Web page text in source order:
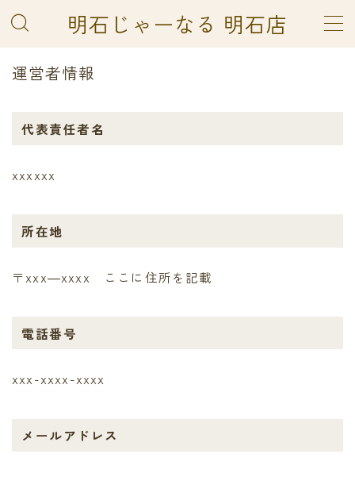
明石じゃーなる 明石店
TOP
サンプルページ
プライバシーポリシー
明石じゃーなる 明石店
運営者情報
運営者情報
代表責任者名
xxxxxx
所在地
〒xxx―xxxx ここに住所を記載
電話番号
xxx-xxxx-xxxx
メールアドレス